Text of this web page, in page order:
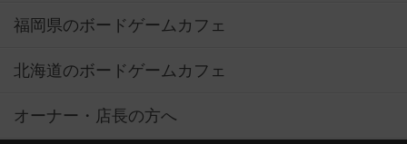
福岡県のボードゲームカフェ
北海道のボードゲームカフェ
オーナー・店長の方へ